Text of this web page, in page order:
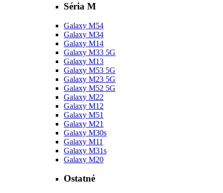
Séria M
Galaxy M54
Galaxy M34
Galaxy M14
Galaxy M33 5G
Galaxy M13
Galaxy M53 5G
Galaxy M23 5G
Galaxy M52 5G
Galaxy M22
Galaxy M12
Galaxy M51
Galaxy M21
Galaxy M30s
Galaxy M11
Galaxy M31s
Galaxy M20
Ostatné